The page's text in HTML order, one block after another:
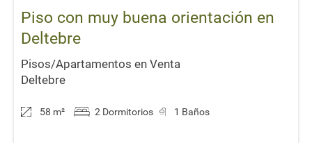
Piso con muy buena orientación en
Deltebre
Pisos/Apartamentos en Venta
Deltebre
58 m² 2 Dormitorios 1 Baños